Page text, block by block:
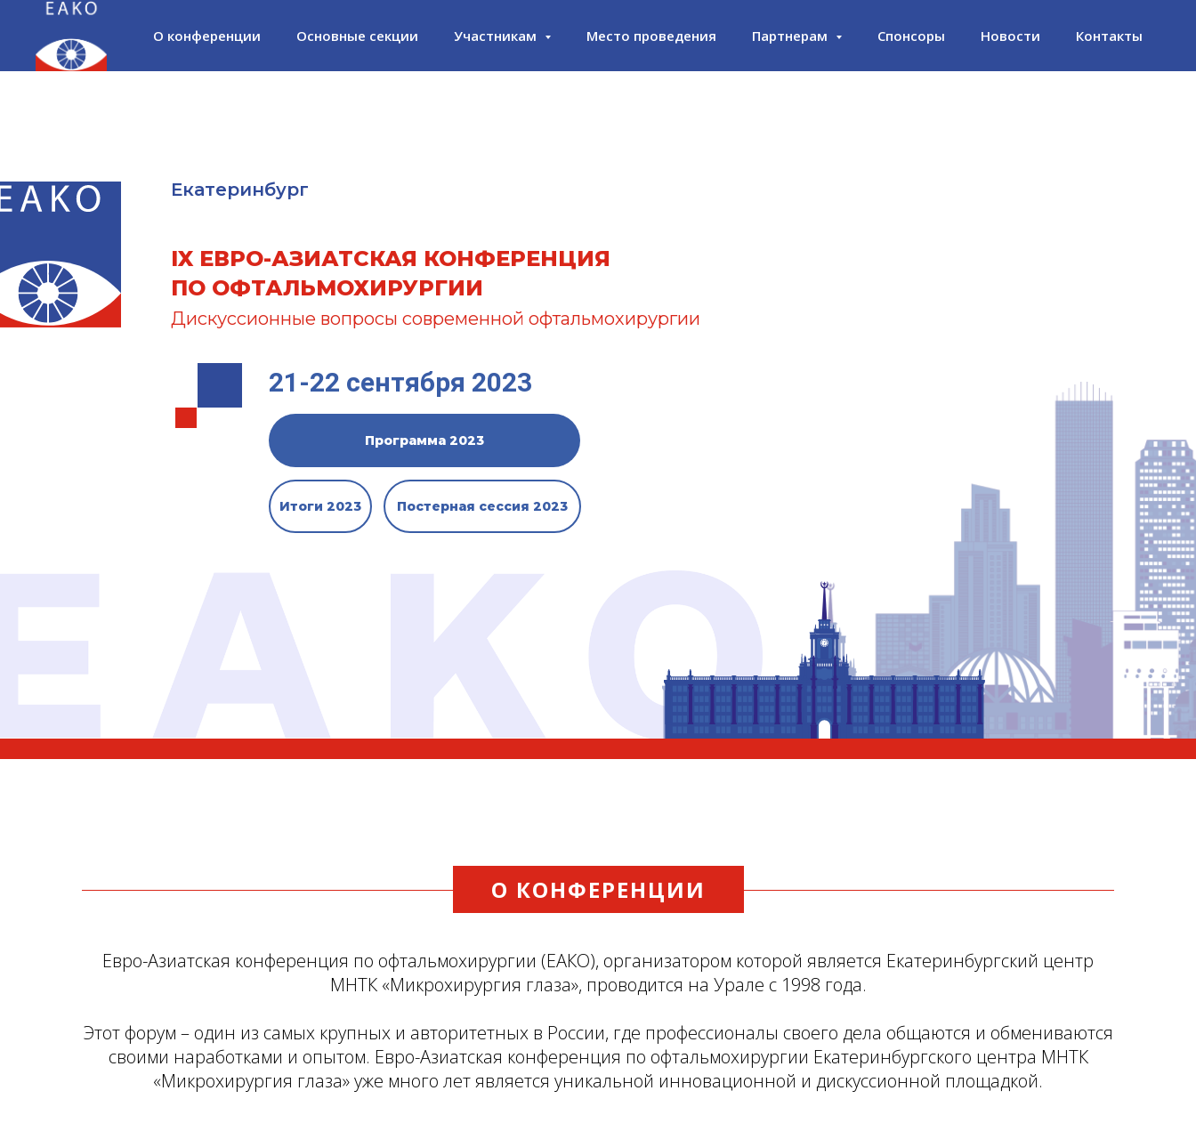
О конференции Основные секции Участникам Место проведения Партнерам Спонсоры Новости Контакты
Екатеринбург
IX ЕВРО-АЗИАТСКАЯ КОНФЕРЕНЦИЯ
ПО ОФТАЛЬМОХИРУРГИИ
Дискуссионные вопросы современной офтальмохирургии
21-22 сентября 2023
Программа 2023
Итоги 2023 Постерная сессия 2023
О КОНФЕРЕНЦИИ
Евро-Азиатская конференция по офтальмохирургии (ЕАКО), организатором которой является Екатеринбургский центр
МНТК «Микрохирургия глаза», проводится на Урале с 1998 года.
Этот форум – один из самых крупных и авторитетных в России, где профессионалы своего дела общаются и обмениваются
своими наработками и опытом. Евро-Азиатская конференция по офтальмохирургии Екатеринбургского центра МНТК
«Микрохирургия глаза» уже много лет является уникальной инновационной и дискуссионной площадкой.